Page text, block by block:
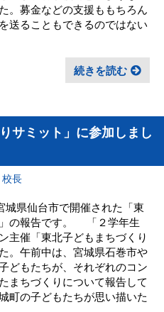
。募金などの支援ももちろん
送ることもできるのではない
続きを読む
サミット」に参加しまし
長
県仙台市で開催された「東
の報告です。 「２学年生
主催「東北子どもまちづくり
。午前中は、宮城県石巻市や
どもたちが、それぞれのコン
まちづくりについて報告して
町の子どもたちが思い描いた